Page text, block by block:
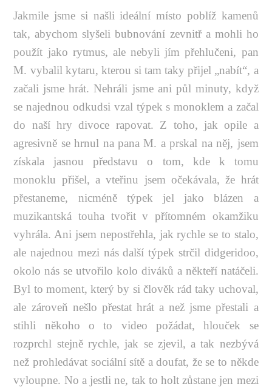
Jakmile jsme si našli ideální místo poblíž kamenů
tak, abychom slyšeli bubnování zevnitř a mohli ho
použít jako rytmus, ale nebyli jím přehlučeni, pan
M. vybalil kytaru, kterou si tam taky přijel „nabít“, a
začali jsme hrát. Nehráli jsme ani půl minuty, když
se najednou odkudsi vzal týpek s monoklem a začal
do naší hry divoce rapovat. Z toho, jak opile a
agresivně se hrnul na pana M. a prskal na něj, jsem
získala jasnou představu o tom, kde k tomu
monoklu přišel, a vteřinu jsem očekávala, že hrát
přestaneme, nicméně týpek jel jako blázen a
muzikantská touha tvořit v přítomném okamžiku
vyhrála. Ani jsem nepostřehla, jak rychle se to stalo,
ale najednou mezi nás další týpek strčil didgeridoo,
okolo nás se utvořilo kolo diváků a někteří natáčeli.
Byl to moment, který by si člověk rád taky uchoval,
ale zároveň nešlo přestat hrát a než jsme přestali a
stihli někoho o to video požádat, hlouček se
rozprchl stejně rychle, jak se zjevil, a tak nezbývá
než prohledávat sociální sítě a doufat, že se to někde
vyloupne. No a jestli ne, tak to holt zůstane jen mezi